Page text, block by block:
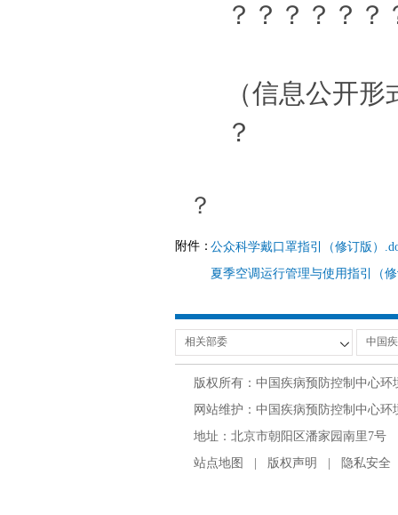
？？？？？？
（信息公开
？
？
附件：公众科学戴口罩指引（修订版）
夏季空调运行管理与使用指引（
版权所有：中国疾病预防控制中心环
网站维护：中国疾病预防控制中心
地址：北京市朝阳区潘家园南里7号
站点地图
版权声明 隐私安全